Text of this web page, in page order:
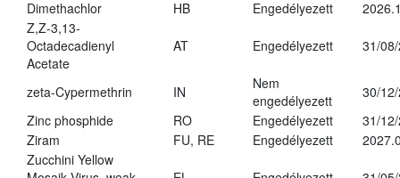
Dimethachlor
HB Engedélyezett
Z,Z-3,13-
Octadecadienyl
Acetate
AT Engedélyezett 31/
zeta-Cypermethrin IN
Nem
engedélyezett
30/
Zinc phosphide
RO Engedélyezett
31/
Ziram
FU, RE Engedélyezett
Zucchini Yellow